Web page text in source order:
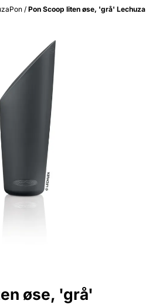
/ Pon Scoop liten øse, 'grå' Lechuza
øse, 'grå'